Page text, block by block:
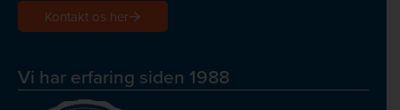
Kontakt os her
Vi har erfaring siden 1988